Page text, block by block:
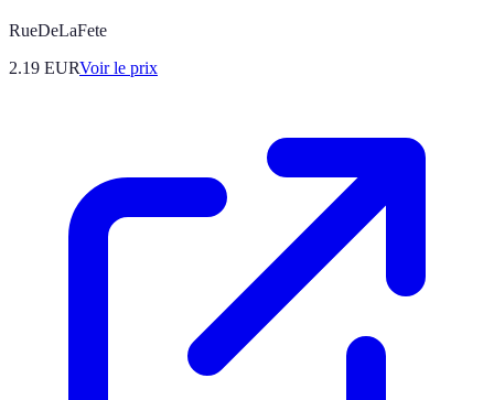
RueDeLaFete
2.19 EURVoir le prix